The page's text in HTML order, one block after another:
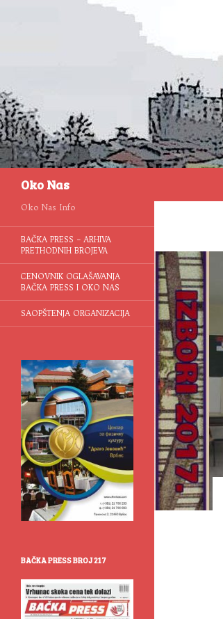
Oko Nas
Oko Nas Info
BAČKA PRESS – ARHIVA
PRETHODNIH BROJEVA
CENOVNIK OGLAŠAVANJA
BAČKA PRESS I OKO NAS
SAOPŠTENJA ORGANIZACIJA
BAČKA PRESS BROJ 217